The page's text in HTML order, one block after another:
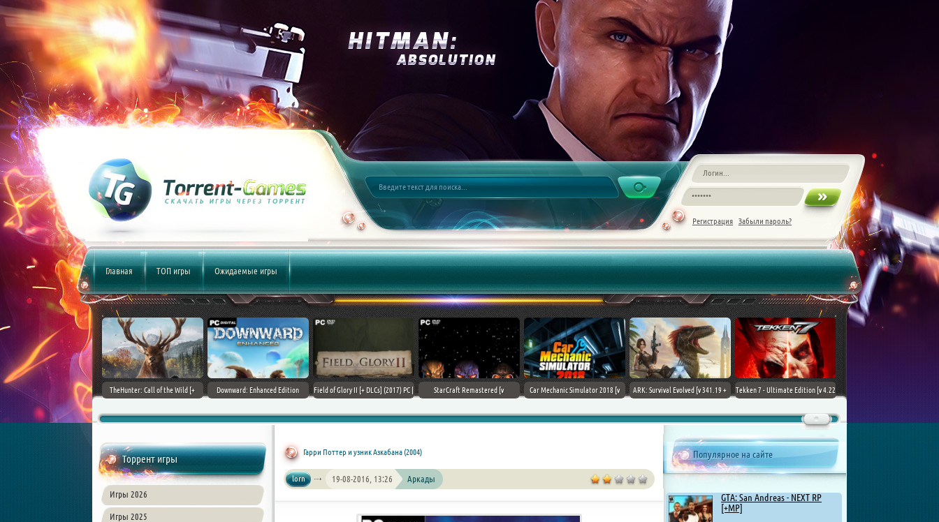
Регистрация Забыли пароль?
Главная ТОП игры Ожидаемые игры
World [v 1.11.4 + DLCs] (2017)
PC | Лицензия
TheHunter: Call of the Wild [+
Downward: Enhanced Edition
Field of Glory II [+ DLCs] (2017) PC |
StarCraft Remastered [v
Car Mechanic Simulator 2018 [v
ARK: Survival Evolved [v 341.19 +
Tekken 7 - Ultimate Edition [v 4.22
Chovka
Торрент игры
Игры 2026
Игры 2025
Популярное на сайте
GTA: San Andreas - NEXT RP
[+MP]
Гарри Поттер и узник Азкабана (2004)
lorn 19-08-2016, 13:26 Аркады